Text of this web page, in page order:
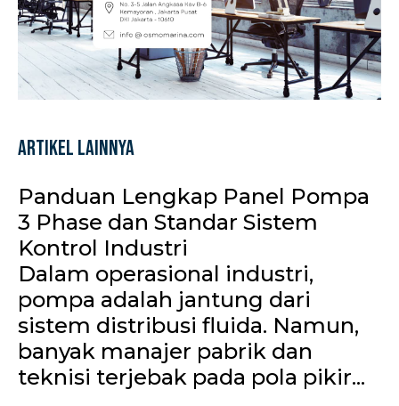
Artikel Lainnya
Panduan Lengkap Panel Pompa
3 Phase dan Standar Sistem
Kontrol Industri
Dalam operasional industri,
pompa adalah jantung dari
sistem distribusi fluida. Namun,
banyak manajer pabrik dan
teknisi terjebak pada pola pikir...